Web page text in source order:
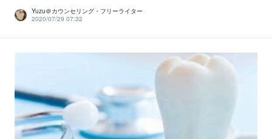
Yuzu＠カウンセリング・フリーライター
2020/07/29 07:32